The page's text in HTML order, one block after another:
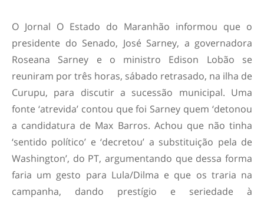
O Jornal O Estado do Maranhão informou que o
presidente do Senado, José Sarney, a governadora
Roseana Sarney e o ministro Edison Lobão se
reuniram por três horas, sábado retrasado, na ilha de
Curupu, para discutir a sucessão municipal. Uma
fonte ‘atrevida’ contou que foi Sarney quem ‘detonou
a candidatura de Max Barros. Achou que não tinha
‘sentido político’ e ‘decretou’ a substituição pela de
Washington’, do PT, argumentando que dessa forma
faria um gesto para Lula/Dilma e que os traria na
campanha, dando prestígio e seriedade à